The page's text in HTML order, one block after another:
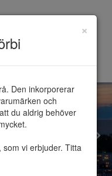
×
Den inkorporerar
och
du aldrig behöver
vi erbjuder. Titta